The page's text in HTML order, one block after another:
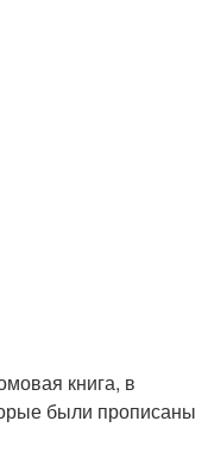
книга, в
были прописаны